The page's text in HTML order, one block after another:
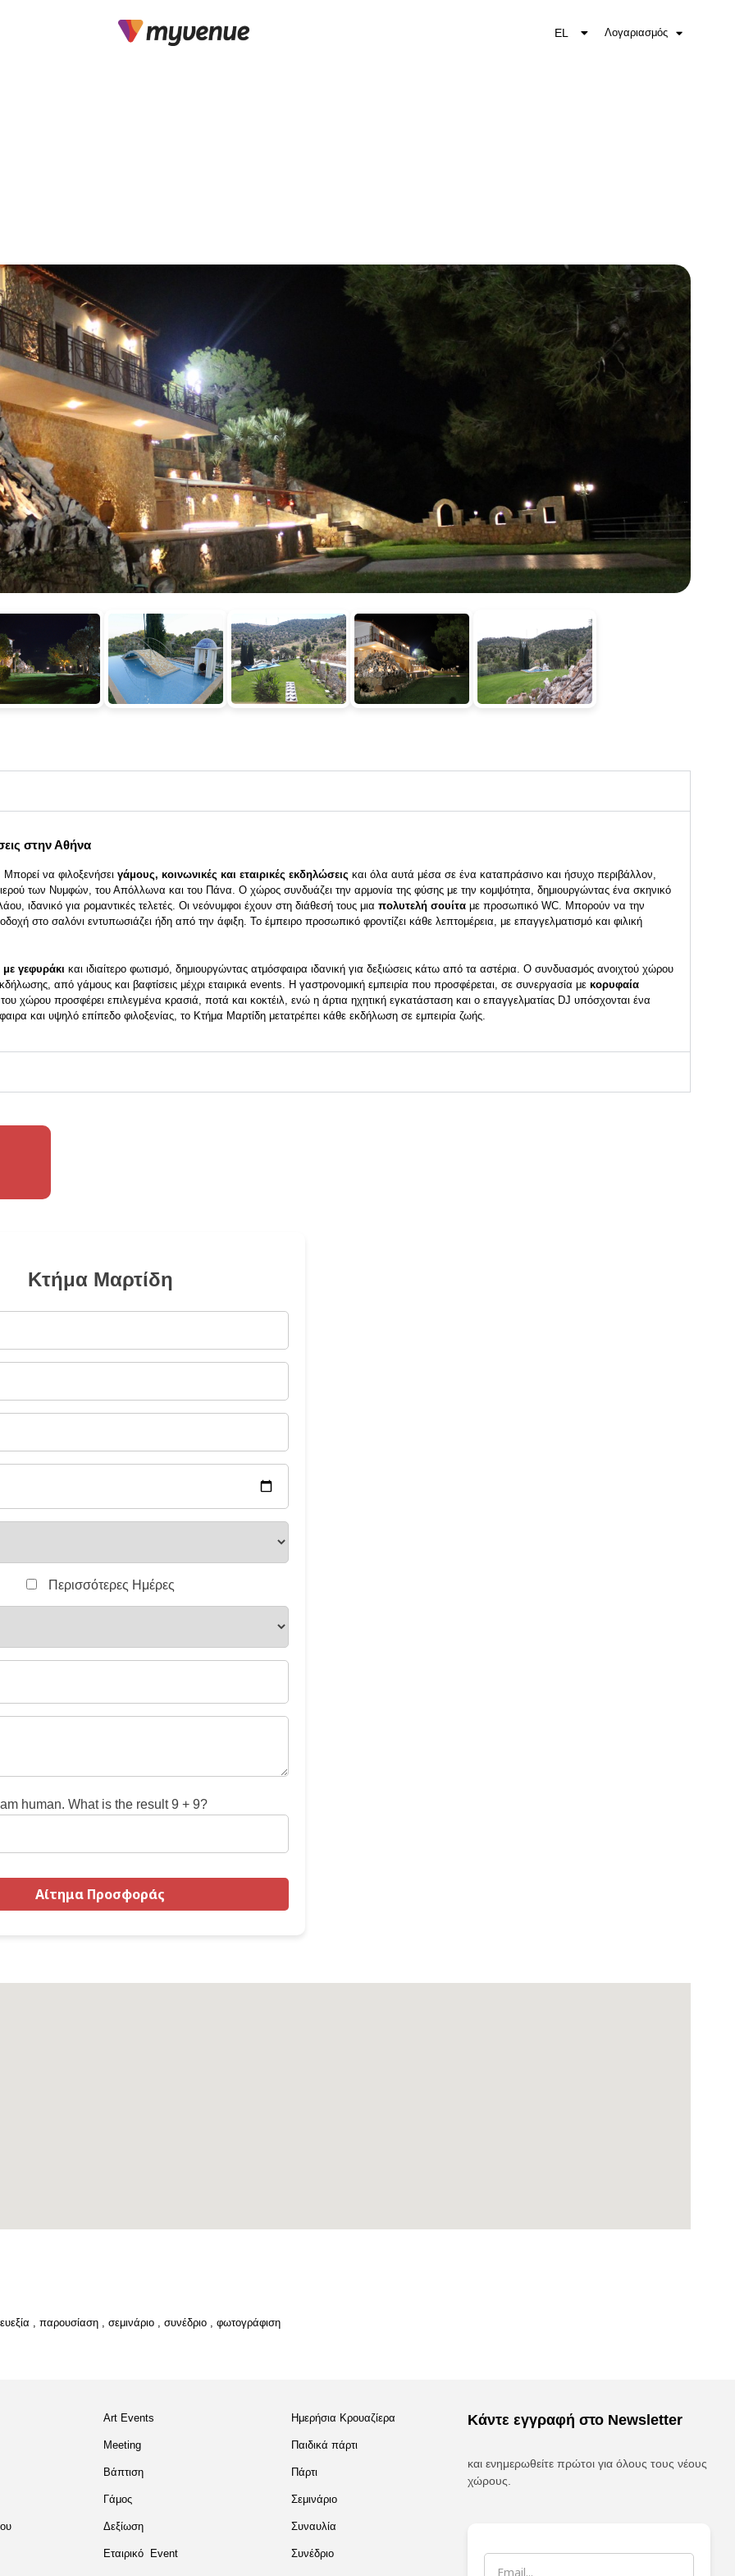
EL
EN Λογαριασμός
στην Αθήνα
να φιλοξενήσει γάμους, κοινωνικές και εταιρικές εκδηλώσεις και όλα αυτά μέσα σε ένα καταπράσινο και ήσυχο περιβάλλον,
των Νυμφών, του Απόλλωνα και του Πάνα. Ο χώρος συνδυάζει την αρμονία της φύσης με την κομψότητα, δημιουργώντας ένα σκηνικό
ιδανικό για ρομαντικές τελετές. Οι νεόνυμφοι έχουν στη διάθεσή τους μια πολυτελή σουίτα με προσωπικό WC. Μπορούν να την
στο σαλόνι εντυπωσιάζει ήδη από την άφιξη. Το έμπειρο προσωπικό φροντίζει κάθε λεπτομέρεια, με επαγγελματισμό και φιλική
γεφυράκι και ιδιαίτερο φωτισμό, δημιουργώντας ατμόσφαιρα ιδανική για δεξιώσεις κάτω από τα αστέρια. Ο συνδυασμός ανοιχτού χώρου
από γάμους και βαφτίσεις μέχρι εταιρικά events. Η γαστρονομική εμπειρία που προσφέρεται, σε συνεργασία με κορυφαία
χώρου προσφέρει επιλεγμένα κρασιά, ποτά και κοκτέιλ, ενώ η άρτια ηχητική εγκατάσταση και ο επαγγελματίας DJ υπόσχονται ένα
και υψηλό επίπεδο φιλοξενίας, το Κτήμα Μαρτίδη μετατρέπει κάθε εκδήλωση σε εμπειρία ζωής.
Κτήμα Μαρτίδη
Περισσότερες Ημέρες
human. What is the result 9 + 9?
ευεξία , παρουσίαση , σεμινάριο , συνέδριο , φωτογράφιση
Art Events
Meeting
Βάπτιση
Γάμος
Δεξίωση
Εταιρικό Event
Ημερήσια Κρουαζίερα
Παιδικά πάρτι
Πάρτι
Σεμινάριο
Συναυλία
Συνέδριο
Κάντε εγγραφή στο Newsletter
και ενημερωθείτε πρώτοι για όλους τους νέους
χώρους.